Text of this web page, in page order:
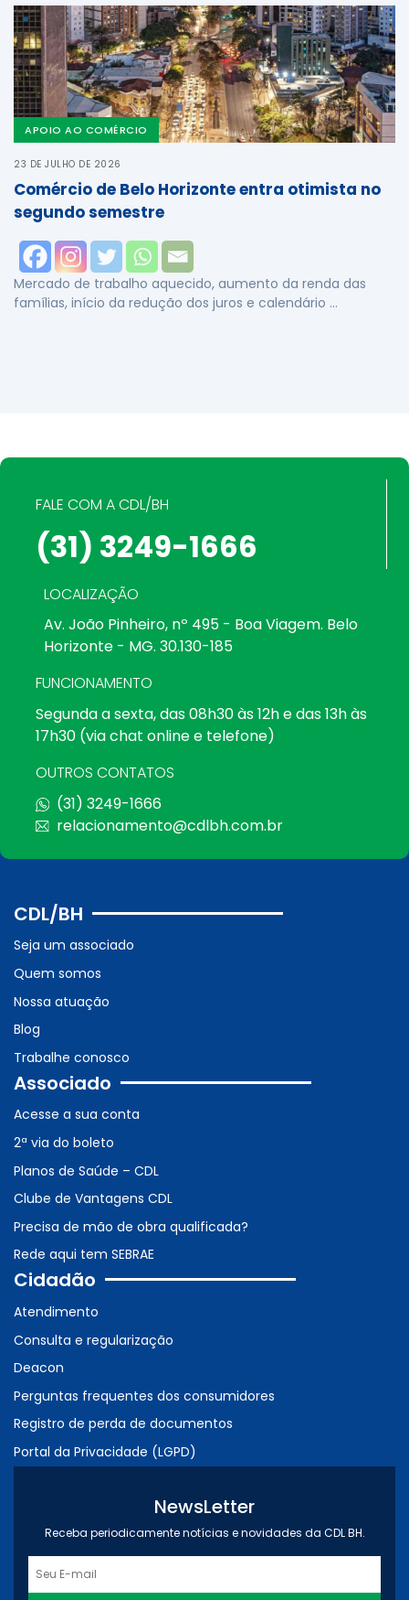
APOIO AO COMÉRCIO
23 DE JULHO DE 2026
Comércio de Belo Horizonte entra otimista no
segundo semestre
Mercado de trabalho aquecido, aumento da renda das
famílias, início da redução dos juros e calendário …
FALE COM A CDL/BH
(31) 3249-1666
LOCALIZAÇÃO
Av. João Pinheiro, nº 495 - Boa Viagem. Belo
Horizonte - MG. 30.130-185
FUNCIONAMENTO
Segunda a sexta, das 08h30 às 12h e das 13h às
17h30 (via chat online e telefone)
OUTROS CONTATOS
(31) 3249-1666
relacionamento@cdlbh.com.br
CDL/BH
Seja um associado
Quem somos
Nossa atuação
Blog
Trabalhe conosco
Associado
Acesse a sua conta
2ª via do boleto
Planos de Saúde – CDL
Clube de Vantagens CDL
Precisa de mão de obra qualificada?
Rede aqui tem SEBRAE
Cidadão
Atendimento
Consulta e regularização
Deacon
Perguntas frequentes dos consumidores
Registro de perda de documentos
Portal da Privacidade (LGPD)
NewsLetter
Receba periodicamente notícias e novidades da CDL BH.